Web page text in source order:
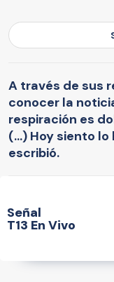
A través de sus
conocer la
respiración es
(...) Hoy siento
escribió.
Señal
T13 En Vivo